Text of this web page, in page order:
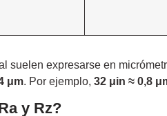
suelen expresarse en
μm. Por ejemplo,32 μin ≈ 0,8
y Rz?